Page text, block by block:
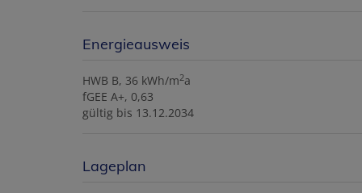
Energieausweis
HWB B, 36 kWh/m2a
fGEE A+, 0,63
gültig bis 13.12.2034
Lageplan